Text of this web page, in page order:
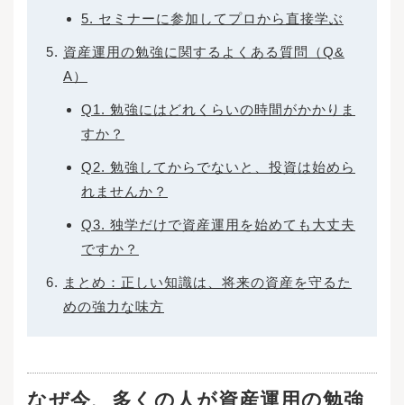
5. セミナーに参加してプロから直接学ぶ
資産運用の勉強に関するよくある質問（Q&
A）
Q1. 勉強にはどれくらいの時間がかかりま
すか？
Q2. 勉強してからでないと、投資は始めら
れませんか？
Q3. 独学だけで資産運用を始めても大丈夫
ですか？
まとめ：正しい知識は、将来の資産を守るた
めの強力な味方
なぜ今、多くの人が資産運用の勉強